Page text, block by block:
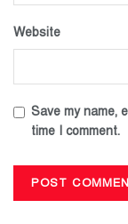
Website
Save my name,
time I comment.